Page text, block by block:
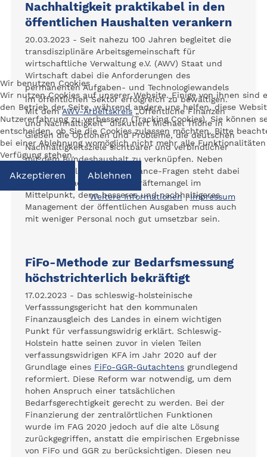
Nachhaltigkeit praktikabel in den
öffentlichen Haushalten verankern
20.03.2023 - Seit nahezu 100 Jahren begleitet die
transdisziplinäre Arbeitsgemeinschaft für
wirtschaftliche Verwaltung e.V. (AWV) Staat und
Wirtschaft dabei die Anforderungen des
permanenten Aufgaben- und Technologiewandels
im öffentlichen Sektor erfolgreich zu bewältigen.
Mit demAWV-Arbeitskreis„Öffentliche Finanzen
und Nachhaltigkeit“ diskutiert Michael Thöne in
Gießen die Optionen und Probleme, die deutschen
Nachhaltigkeitsziele sichtbarer und verbindlicher
mit dem Bundeshaushalt zu verknüpfen. Neben
institutionellen und Compliance-Fragen steht dabei
auch der wachsende Fachkräftemangel im
Mittelpunkt, denn besseres und nachhaltigeres
Management der öffentlichen Ausgaben muss auch
mit weniger Personal noch gut umsetzbar sein.
FiFo-Methode zur Bedarfsmessung
höchstrichterlich bekräftigt
17.02.2023 - Das schleswig-holsteinische
Verfasssungsgericht hat den kommunalen
Finanzausgleich des Landes in einem wichtigen
Punkt für verfassungswidrig erklärt. Schleswig-
Holstein hatte seinen zuvor in vielen Teilen
verfassungswidrigen KFA im Jahr 2020 auf der
Grundlage eines FiFo-GGR-Gutachtens grundlegend
reformiert. Diese Reform war notwendig, um dem
hohen Anspruch einer tatsächlichen
Bedarfsgerechtigkeit gerecht zu werden. Bei der
Finanzierung der zentralörtlichen Funktionen
wurde im FAG 2020 jedoch auf die alte Lösung
zurückgegriffen, anstatt die empirischen Ergebnisse
von FiFo und GGR zu berücksichtigen. Diesen neu
Wir benutzen Cookies
Wir nutzen Cookies auf unserer Website. Einige von ihnen sind
den Betrieb der Seite, während andere uns helfen, diese
Nutzererfahrung zu verbessern (Tracking Cookies). Sie können
entscheiden, ob Sie die Cookies zulassen möchten. Bitte
bei einer Ablehnung womöglich nicht mehr alle
Verfügung stehen.
Akzeptieren Ablehnen
Weitere Informationen|Impressum